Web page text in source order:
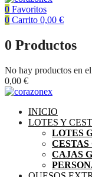
0 Favoritos
0 Carrito 0,00 €
0 Productos
No hay productos en
0,00 €
INICIO
LOTES Y
LOTES
CAJAS